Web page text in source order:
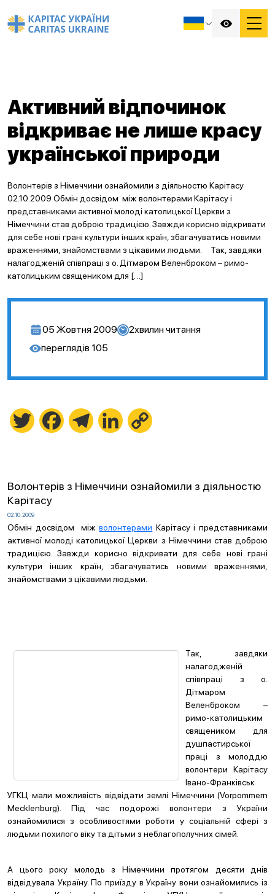
Активний відпочинок
відкриває не лише красу
української природи
Волонтерів з Німеччини ознайомили з діяльностю Карітасу
02.10.2009 Обмін досвідом між волонтерами Карітасу і
представниками активної молоді католицької Церкви з
Німеччини став доброю традицією. Завжди корисно відкривати
для себе нові грані культури інших країн, збагачуватись новими
враженнями, знайомствами з цікавими людьми. Так, завдяки
налагодженій співпраці з о. Дітмаром Веленброком – римо-
католицьким священиком для […]
05 Жовтня 2009 2хвилин читання
переглядів 105
Twitter FacebookTelegramLinkedIn
Волонтерів з Німеччини ознайомили з діяльностю
Карітасу
02.10.2009
Обмін досвідом міжволонтерами Карітасу і представниками
активної молоді католицької Церкви з Німеччини став доброю
традицією. Завжди корисно відкривати для себе нові грані
культури інших країн, збагачуватись новими враженнями,
знайомствами з цікавими людьми.
Так, завдяки
налагодженій
співпраці з о.
Дітмаром
Веленброком –
римо-католицьким
священиком для
душпастирської
праці з молоддю
волонтери Карітасу
Івано-Франківськ
УГКЦ мали можливість відвідати землі Німеччини (Vorpommern
Mecklenburg). Під час подорожі волонтери з України
ознайомилися з особливостями роботи у соціальній сфері з
людьми похилого віку та дітьми з неблагополучних сімей.
А цього року молодь з Німеччини протягом десяти днів
відвідувала Україну. По приїзду в Україну вони ознайомились із